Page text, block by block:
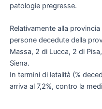
patologie pregresse.
Relativamente alla
persone decedute della
Massa, 2 di Lucca, 2 di
Siena.
In termini di letalità (%
arriva al 7,2%, contro la